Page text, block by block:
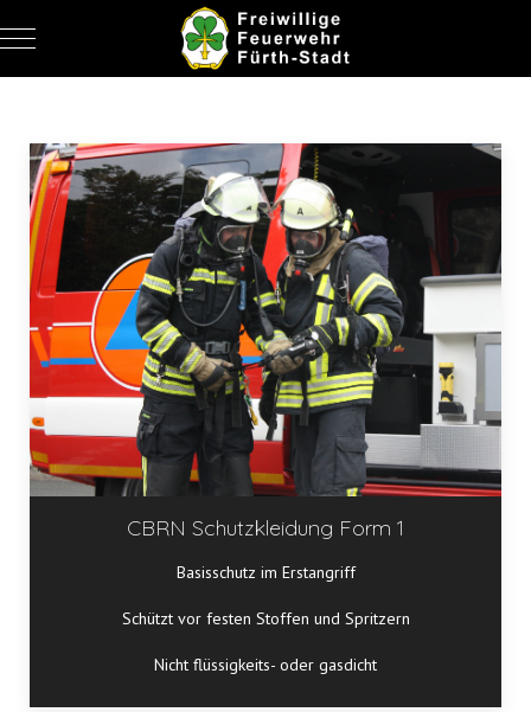
Mobile Menu Toggle
CBRN Schutzkleidung Form 1
Basisschutz im Erstangriff
Schützt vor festen Stoffen und Spritzern
Nicht flüssigkeits- oder gasdicht